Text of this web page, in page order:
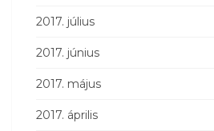
2017. július
2017. június
2017. május
2017. április